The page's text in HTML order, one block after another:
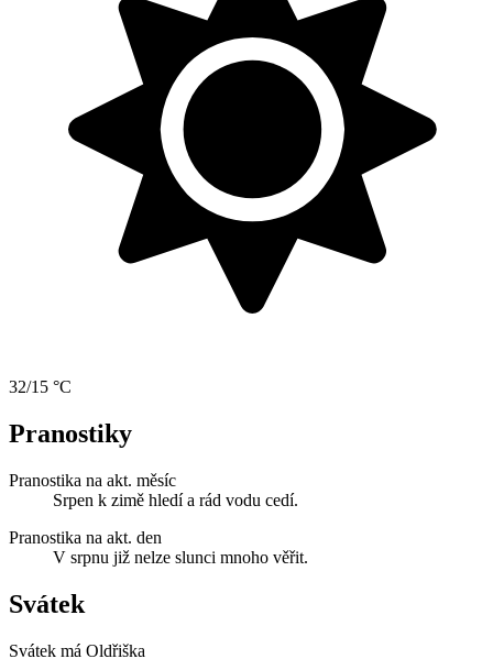
32/15 °C
Pranostiky
Pranostika na akt. měsíc
Srpen k zimě hledí a rád vodu cedí.
Pranostika na akt. den
V srpnu již nelze slunci mnoho věřit.
Svátek
Svátek má Oldřiška